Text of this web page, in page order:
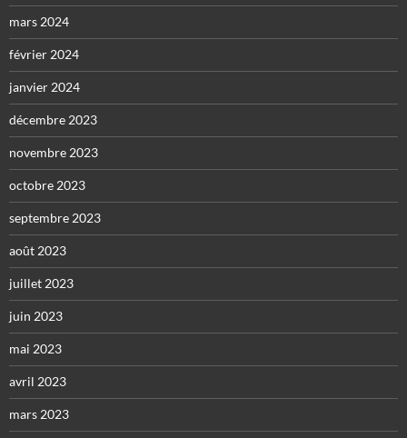
mars 2024
février 2024
janvier 2024
décembre 2023
novembre 2023
octobre 2023
septembre 2023
août 2023
juillet 2023
juin 2023
mai 2023
avril 2023
mars 2023